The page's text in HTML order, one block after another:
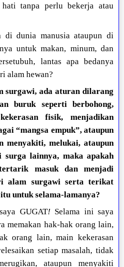
hati tanpa perlu bekerja atau
di dunia manusia ataupun di
untuk makan, minum, dan
lantas apa bedanya
alam hewan?
surgawi, ada aturan dilarang
buruk seperti berbohong,
fisik, menjadikan
“mangsa empuk”, ataupun
menyakiti, melukai, ataupun
surga lainnya, maka apakah
masuk dan menjadi
alam surgawi serta terikat
untuk selama-lamanya?
GUGAT! Selama ini saya
memakan hak-hak orang lain,
orang lain, main kekerasan
setiap masalah, tidak
ataupun menyakiti